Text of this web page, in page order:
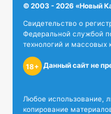
© 2003 - 2026 «Новый
Свидетельство о
Федеральной службой
технологий и массовых
18+ Данный сайт не
Любое использование,
копирование